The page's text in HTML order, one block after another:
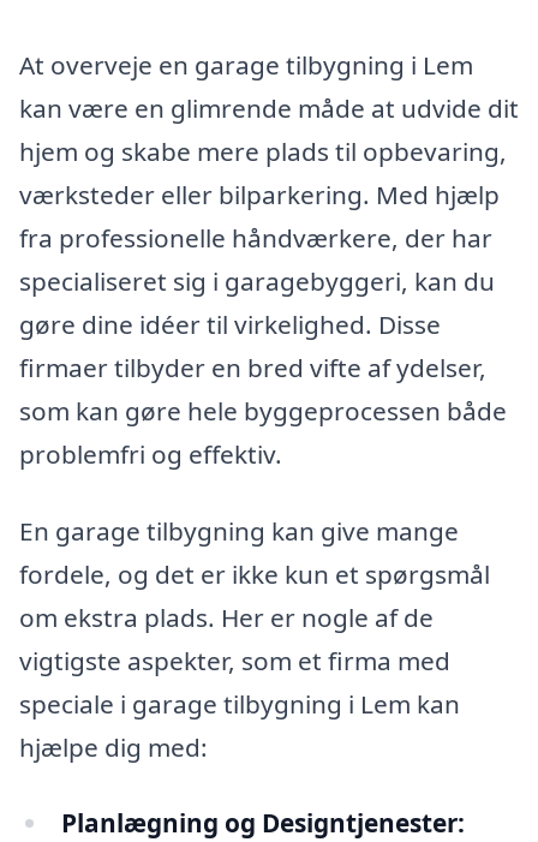
At overveje en garage tilbygning i Lem
kan være en glimrende måde at udvide dit
hjem og skabe mere plads til opbevaring,
værksteder eller bilparkering. Med hjælp
fra professionelle håndværkere, der har
specialiseret sig i garagebyggeri, kan du
gøre dine idéer til virkelighed. Disse
firmaer tilbyder en bred vifte af ydelser,
som kan gøre hele byggeprocessen både
problemfri og effektiv.
En garage tilbygning kan give mange
fordele, og det er ikke kun et spørgsmål
om ekstra plads. Her er nogle af de
vigtigste aspekter, som et firma med
speciale i garage tilbygning i Lem kan
hjælpe dig med:
Planlægning og Designtjenester: